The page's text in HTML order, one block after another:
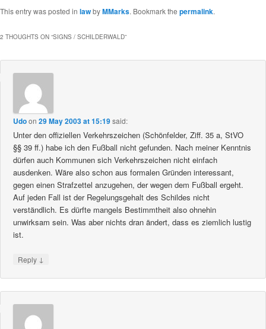
This entry was posted in lawbyMMarks. Bookmark the permalink.
2 THOUGHTS ON “SIGNS / SCHILDERWALD”
Udoon29 May 2003 at 15:19said:
Unter den offiziellen Verkehrszeichen (Schönfelder, Ziff. 35 a, StVO
§§ 39 ff.) habe ich den Fußball nicht gefunden. Nach meiner Kenntnis
dürfen auch Kommunen sich Verkehrszeichen nicht einfach
ausdenken. Wäre also schon aus formalen Gründen interessant,
gegen einen Strafzettel anzugehen, der wegen dem Fußball ergeht.
Auf jeden Fall ist der Regelungsgehalt des Schildes nicht
verständlich. Es dürfte mangels Bestimmtheit also ohnehin
unwirksam sein. Was aber nichts dran ändert, dass es ziemlich lustig
ist.
Reply ↓